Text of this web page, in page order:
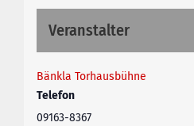
Veranstalter
Bänkla Torhausbühne
Telefon
09163-8367